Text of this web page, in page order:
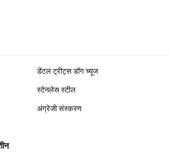
डेंटल ट्रीट्स डॉग च्यूज
स्टेनलेस स्टील
अंग्रेजी संस्करण